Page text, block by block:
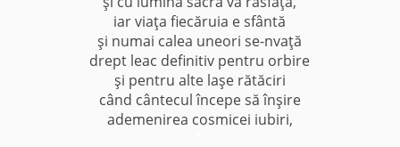
iar viaţa fiecăruia e sfântă
şi numai calea uneori se-nvaţă
drept leac definitiv pentru orbire
şi pentru alte laşe rătăciri
când cântecul începe să înşire
ademenirea cosmicei iubiri,